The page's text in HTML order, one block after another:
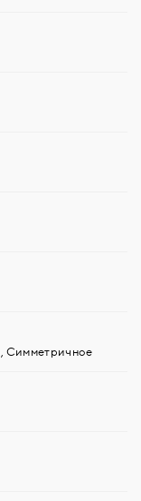
Симметричное